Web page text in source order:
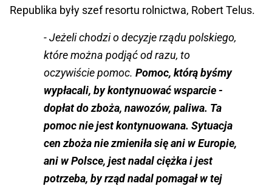
Republika były szef resortu rolnictwa, Robert Telus.
- Jeżeli chodzi o decyzje rządu polskiego,
które można podjąć od razu, to
oczywiście pomoc. Pomoc, którą byśmy
wypłacali, by kontynuować wsparcie -
dopłat do zboża, nawozów, paliwa. Ta
pomoc nie jest kontynuowana. Sytuacja
cen zboża nie zmieniła się ani w Europie,
ani w Polsce, jest nadal ciężka i jest
potrzeba, by rząd nadal pomagał w tej